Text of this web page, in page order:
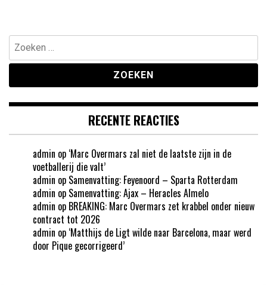
Zoeken
naar:
RECENTE REACTIES
admin op ‘Marc Overmars zal niet de laatste zijn in de
voetballerij die valt’
admin op Samenvatting: Feyenoord – Sparta Rotterdam
admin op Samenvatting: Ajax – Heracles Almelo
admin op BREAKING: Marc Overmars zet krabbel onder nieuw
contract tot 2026
admin op ‘Matthijs de Ligt wilde naar Barcelona, maar werd
door Pique gecorrigeerd’